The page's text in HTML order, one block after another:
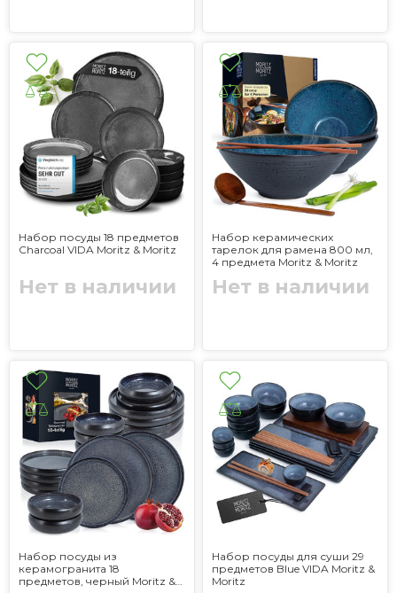
Набор посуды 18 предметов
Charcoal VIDA Moritz & Moritz
Нет в наличии
Набор керамических
тарелок для рамена 800 мл,
4 предмета Moritz & Moritz
Нет в наличии
Набор посуды из
керамогранита 18
предметов, черный Moritz &
Набор посуды для суши 29
предметов Blue VIDA Moritz &
Moritz